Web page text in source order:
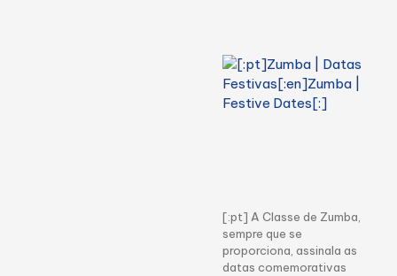
[:pt] A Classe de Zumba,
sempre que se
proporciona, assinala as
datas comemorativas